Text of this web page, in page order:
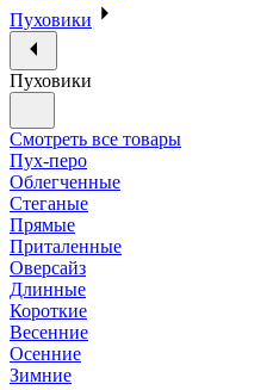
Пуховики
Пуховики
Смотреть все товары
Пух-перо
Облегченные
Стеганые
Прямые
Приталенные
Оверсайз
Длинные
Короткие
Весенние
Осенние
Зимние